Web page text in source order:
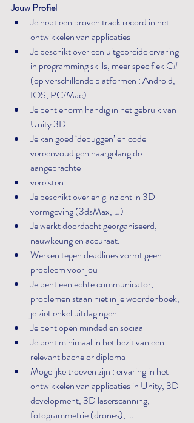
Jouw Profiel
Je hebt een proven track record in het
ontwikkelen van applicaties
Je beschikt over een uitgebreide ervaring
in programming skills, meer specifiek C#
(op verschillende platformen : Android,
IOS, PC/Mac)
Je bent enorm handig in het gebruik van
Unity 3D
Je kan goed ‘debuggen’ en code
vereenvoudigen naargelang de
aangebrachte
vereisten
Je beschikt over enig inzicht in 3D
vormgeving (3dsMax, …)
Je werkt doordacht georganiseerd,
nauwkeurig en accuraat.
Werken tegen deadlines vormt geen
probleem voor jou
Je bent een echte communicator,
problemen staan niet in je woordenboek,
je ziet enkel uitdagingen
Je bent open minded en sociaal
Je bent minimaal in het bezit van een
relevant bachelor diploma
Mogelijke troeven zijn : ervaring in het
ontwikkelen van applicaties in Unity, 3D
development, 3D laserscanning,
fotogrammetrie (drones), …